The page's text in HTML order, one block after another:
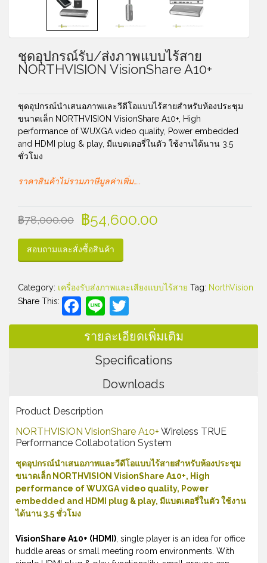
ชุดอุปกรณ์รับ/ส่งภาพแบบไร้สาย
NORTHVISION VisionShare A10+
ชุดอุปกรณ์นำเสนอภาพและวีดีโอแบบไร้สายสำหรับห้องประชุม
ขนาดเล็ก NORTHVISION VisionShare A10+, High
performance of WUXGA video quality, Power embedded
and HDMI plug & play, มีแบตเตอรี่ในตัว ใช้งานได้นาน 3.5
ชั่วโมง
ราคาสินค้าไม่รวมภาษีมูลค่าเพิ่ม…..
฿78,000.00 ฿54,600.00
สอบถามและสั่งซื้อสินค้า
Category: เครื่องรับส่งภาพและเสียงแบบไร้สาย Tag: NorthVision
Share This:
Facebook
Line
รายละเอียดเพิ่มเติม
Specifications
Downloads
Product Description
NORTHVISION VisionShare A10+ Wireless TRUE
Performance Collabotation System
ชุดอุปกรณ์นำเสนอภาพและวีดีโอแบบไร้สายสำหรับห้องประชุม
ขนาดเล็ก NORTHVISION VisionShare A10+, High
performance of WUXGA video quality, Power
embedded and HDMI plug & play, มีแบตเตอรี่ในตัว ใช้งาน
ได้นาน 3.5 ชั่วโมง
VisionShare A10+ (HDMI) , single player is an idea for office
huddle areas or small meeting room environments. With